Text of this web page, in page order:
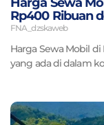
Rp400 Ribuan
FNA_dzskaweb
Harga Sewa Mobil
yang ada di dalam